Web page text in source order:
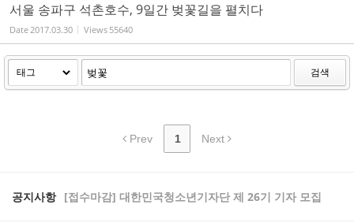
서울 송파구 석촌호수, 9일간 벚꽃길을 펼치다
Date2017.03.30 Views 55640
검색
Prev 1 Next
공지사항 [접수마감] 대한민국청소년기자단 제 26기 기자 모집